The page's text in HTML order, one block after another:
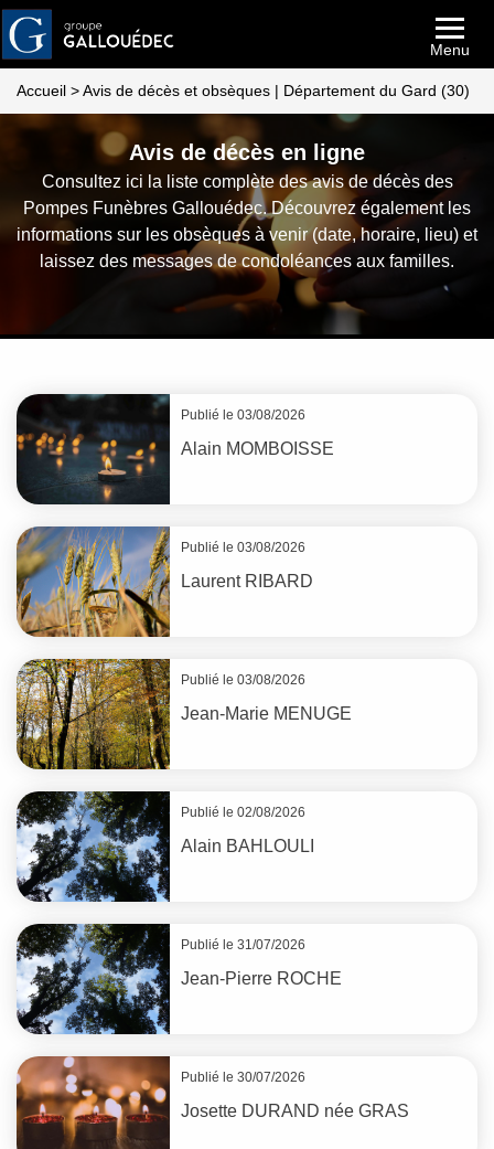
Menu
Accueil >Avis de décès et obsèques | Département du Gard (30)
Avis de décès en ligne
Consultez ici la liste complète des avis de décès des
Pompes Funèbres Gallouédec. Découvrez également les
informations sur les obsèques à venir (date, horaire, lieu) et
laissez des messages de condoléances aux familles.
Publié le 03/08/2026
Alain MOMBOISSE
Publié le 03/08/2026
Laurent RIBARD
Publié le 03/08/2026
Jean-Marie MENUGE
Publié le 02/08/2026
Alain BAHLOULI
Publié le 31/07/2026
Jean-Pierre ROCHE
Publié le 30/07/2026
Josette DURAND née GRAS